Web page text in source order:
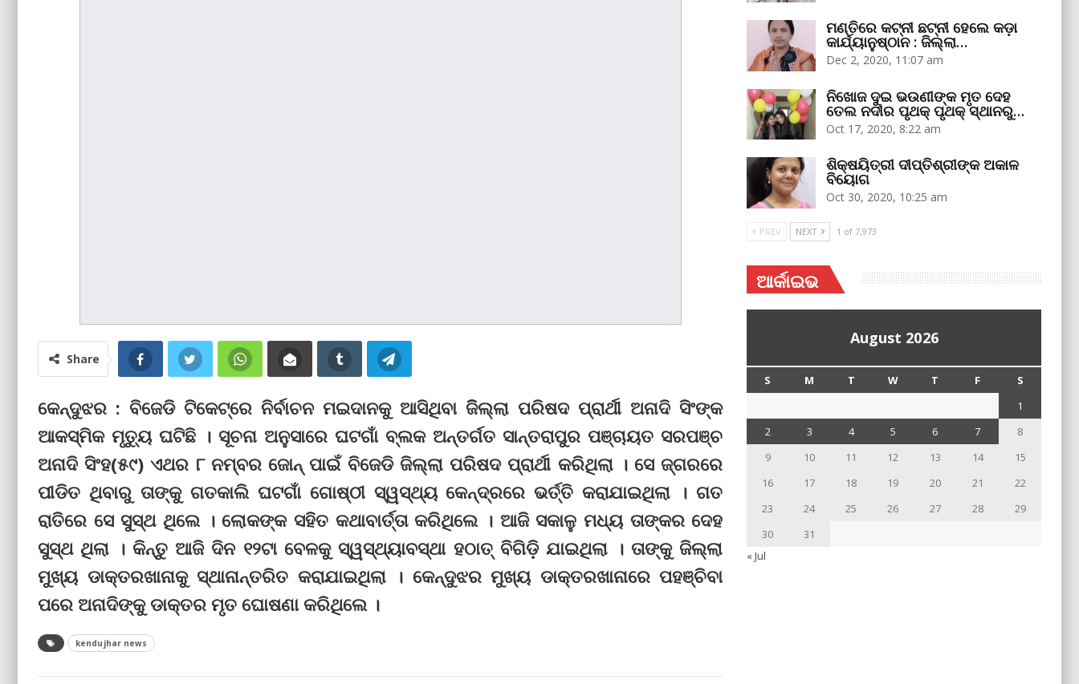
Share
କେନ୍ଦୁଝର : ବିଜେଡି ଟିକେଟ୍‌ରେ ନିର୍ବାଚନ ମଇଦାନକୁ ଆସିଥିବା ଜିିଲ୍ଲା ପରିଷଦ ପ୍ରାର୍ଥୀ ଅନାଦି ସିଂଙ୍କ
ଆକସ୍ମିକ ମୃତ୍ୟୁ ଘଟିଛି । ସୂଚନା ଅନୁସାରେ ଘଟଗାଁ ବ୍ଲକ ଅନ୍ତର୍ଗତ ସାନ୍ତରାପୁର ପଞ୍ଚାୟତ ସରପଞ୍ଚ
ଅନାଦି ସିଂହ(୫୯) ଏଥର ୮ ନମ୍ବର ଜୋନ୍‌ ପାଇଁ ବିଜେଡି ଜିଲ୍ଲା ପରିଷଦ ପ୍ରାର୍ଥୀ କରିଥିଲା । ସେ ଜ୍ଗରରେ
ପୀଡିତ ଥିବାରୁ ତାଙ୍କୁ ଗତକାଲି ଘଟଗାଁ ଗୋଷ୍ଠୀ ସ୍ୱସ୍ଥ୍ୟ କେନ୍ଦ୍ରରେ ଭର୍ତ୍ତି କରାଯାଇଥିଲା । ଗତ
ରାତିରେ ସେ ସୁସ୍ଥ ଥିଲେ । ଲୋକଙ୍କ ସହିତ କଥାବାର୍ତ୍ତା କରିଥିଲେ । ଆଜି ସକାଳୁ ମଧ୍ୟ ତାଙ୍କର ଦେହ
ସୁସ୍ଥ ଥିଲା । କିନ୍ତୁ ଆଜି ଦିନ ୧୨ଟା ବେଳକୁ ସ୍ୱସ୍ଥ୍ୟାବସ୍ଥା ହଠାତ୍‌ ବିଗିଡ଼ି ଯାଇଥିଲା । ତାଙ୍କୁ ଜିଲ୍ଲା
ମୁଖ୍ୟ ଡାକ୍ତରଖାନାକୁ ସ୍ଥାନାନ୍ତରିତ କରାଯାଇଥିଲା । କେନ୍ଦୁଝର ମୁଖ୍ୟ ଡାକ୍ତରଖାନାରେ ପହଞ୍ଚିବା
ପରେ ଅନାଦିଙ୍କୁ ଡାକ୍ତର ମୃତ ଘୋଷଣା କରିଥିଲେ ।
kendujhar news
ମଣ୍ତିରେ କଟ୍‌ନୀ ଛଟ୍‌ନୀ ହେଲେ କଡ଼ା
କାର୍ଯ୍ୟାନୁଷ୍ଠାନ : ଜିଲ୍ଲା…
Dec 2, 2020, 11:07 am
ନିଖୋଜ ଦୁଇ ଭଉଣୀଙ୍କ ମୃତ ଦେହ
ତେଲ ନଦୀର ପୃଥକ୍‌ ପୃଥକ୍‌ ସ୍ଥାନରୁ…
Oct 17, 2020, 8:22 am
ଶିକ୍ଷୟିତ୍ରୀ ଦୀପ୍ତିଶ୍ରୀଙ୍କ ଅକାଳ
ବିୟୋଗ
Oct 30, 2020, 10:25 am
PREV NEXT 1 of 7,973
ଆର୍କାଇଭ
August 2026
S M T W T F
S
1
2
3 4 5 6 7
8
9
10 11 12 13 14
15
16
17 18 19 20 21
22
23
24 25 26 27 28
29
30
31
« Jul